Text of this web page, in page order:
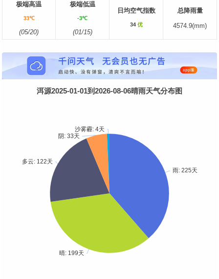
极端高温
33℃
(05/20)
极端低温
-3℃
(01/15)
日均空气指数
34 优
总降雨量
4574.9(mm)
洱源2025-01-01到2026-08-06晴雨天气分布图